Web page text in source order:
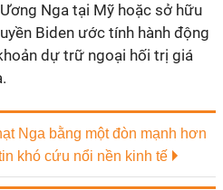
Nga tại Mỹ hoặc sở hữu
Biden ước tính hành động
dự trữ ngoại hối trị giá
Nga bằng một đòn mạnh hơn
khó cứu nổi nền kinh tế